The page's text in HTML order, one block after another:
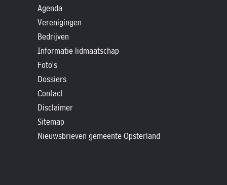
Agenda
Verenigingen
Bedrijven
Informatie lidmaatschap
Foto's
Dossiers
Contact
Disclaimer
Sitemap
Nieuwsbrieven gemeente Opsterland